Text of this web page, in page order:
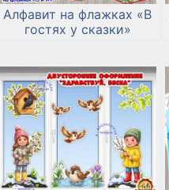
Алфавит на флажках «В
гостях у сказки»